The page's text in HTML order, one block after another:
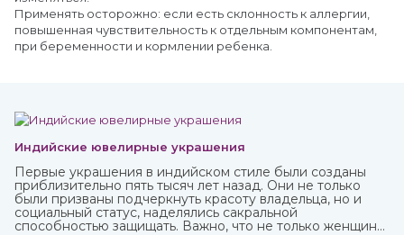
Применять осторожно: если есть склонность к аллергии,
повышенная чувствительность к отдельным компонентам,
при беременности и кормлении ребенка.
Индийские ювелирные украшения
Первые украшения в индийском стиле были созданы
приблизительно пять тысяч лет назад. Они не только
были призваны подчеркнуть красоту владельца, но и
социальный статус, наделялись сакральной
способностью защищать. Важно, что не только женщины,